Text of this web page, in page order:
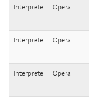
Interprete Opera
Interprete Opera
Interprete Opera